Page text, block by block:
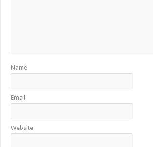
Name
Email
Website